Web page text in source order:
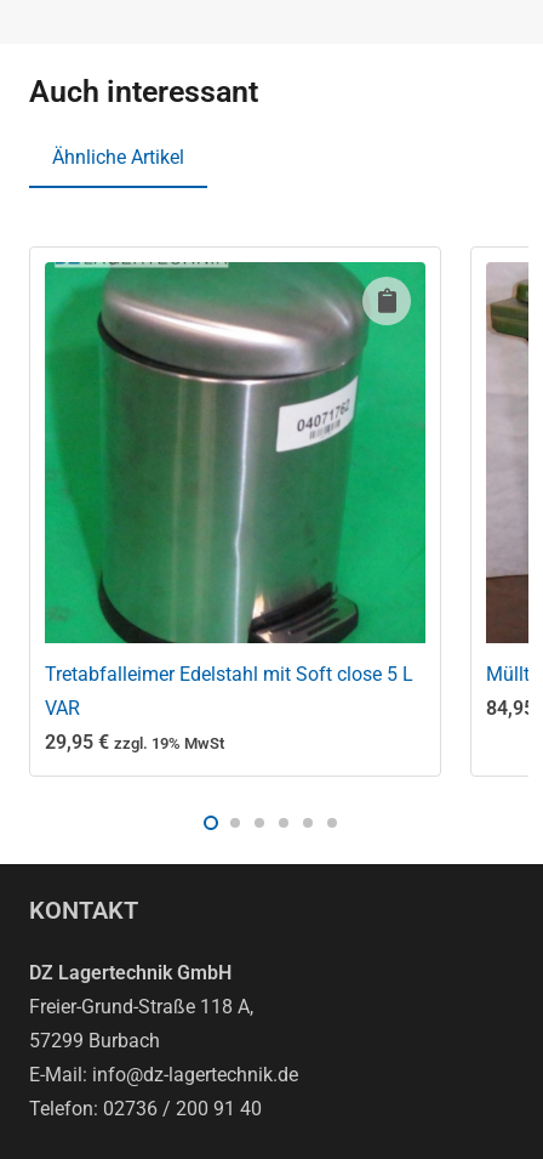
Auch interessant
Ähnliche Artikel
Tretabfalleimer Edelstahl mit Soft close 5 L
VAR
29,95 € zzgl. 19% MwSt
84,95
KONTAKT
DZ Lagertechnik GmbH
Freier-Grund-Straße 118 A,
57299 Burbach
E-Mail: info@dz-lagertechnik.de
Telefon: 02736 / 200 91 40